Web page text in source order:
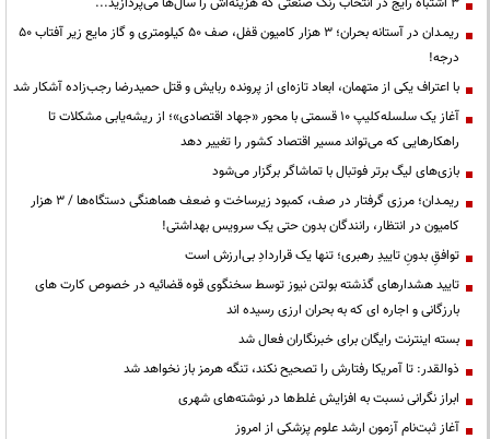
ریمـدان در آستانه بحران؛ ۳ هزار کامیون قفل، صف ۵۰ کیلومتری و گاز مایع زیر آفتاب ۵۰
درجه!
با اعتراف یکی از متهمان، ابعاد تازه‌ای از پرونده ربایش و قتل حمیدرضا رجب‌زاده آشکار شد
آغاز یک سلسله‌کلیپ ۱۰ قسمتی با محور «جهاد اقتصادی»؛ از ریشه‌یابی مشکلات تا
راهکارهایی که می‌تواند مسیر اقتصاد کشور را تغییر دهد
بازی‌های لیگ برتر فوتبال با تماشاگر برگزار می‌شود
ریمـدان؛ مرزی گرفتار در صف، کمبود زیرساخت و ضعف هماهنگی دستگاه‌ها / ۳ هزار
کامیون در انتظار، رانندگان بدون حتی یک سرویس بهداشتی!
توافقِ بدونِ تاییدِ رهبری؛ تنها یک قراردادِ بی‌ارزش است
تایید هشدارهای گذشته بولتن نیوز توسط سخنگوی قوه قضائیه در خصوص کارت های
بارزگانی و اجاره ای که به بحران ارزی رسیده اند
بسته اینترنت رایگان برای خبرنگاران فعال شد
ذوالقدر: تا آمریکا رفتارش را تصحیح نکند، تنگه هرمز باز نخواهد شد
ابراز نگرانی نسبت به افزایش غلط‌ها در نوشته‌های شهری
آغاز ثبت‌نام آزمون ارشد علوم پزشکی از امروز